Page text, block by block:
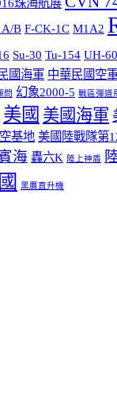
珠海航展
B F-CK-1C M1A2
Su-30 Tu-154 UH-
國海軍 中華民國空
問 幻象2000-5 戰區彈道
美國 美國海軍
基地 美國陸戰隊第
海 轟六K 陸上神盾
黑鷹直升機